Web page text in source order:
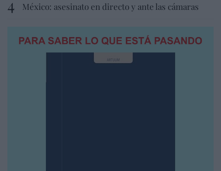
México: asesinato en directo y ante las cámaras